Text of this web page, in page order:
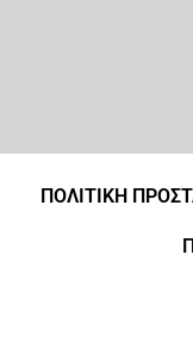
ΠΟΛΙΤΙΚΗ